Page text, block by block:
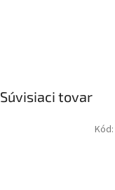
Súvisiaci tovar
Kód: